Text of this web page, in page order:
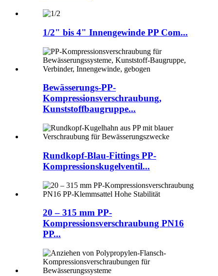
1/2" bis 4" Innengewinde PP Com...
Bewässerungs-PP-
Kompressionsverschraubung,
Kunststoffbaugruppe...
Rundkopf-Blau-Fittings PP-
Kompressionskugelventil...
20 – 315 mm PP-
Kompressionsverschraubung PN16
PP...